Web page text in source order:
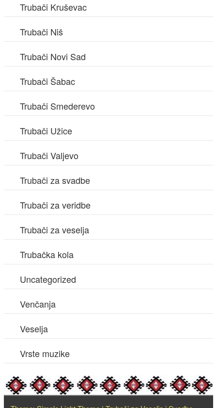
Trubači Kruševac
Trubači Niš
Trubači Novi Sad
Trubači Šabac
Trubači Smederevo
Trubači Užice
Trubači Valjevo
Trubači za svadbe
Trubači za veridbe
Trubači za veselja
Trubačka kola
Uncategorized
Venčanja
Veselja
Vrste muzike